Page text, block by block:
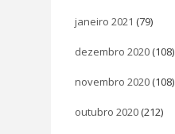
janeiro 2021 (79)
dezembro 2020 (108)
novembro 2020 (108)
outubro 2020 (212)